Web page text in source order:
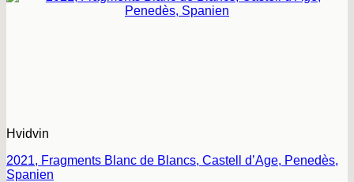
Hvidvin
2021, Fragments Blanc de Blancs, Castell d’Age, Penedès,
Spanien